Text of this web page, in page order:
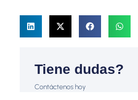
Tiene dudas?
Contáctenos hoy